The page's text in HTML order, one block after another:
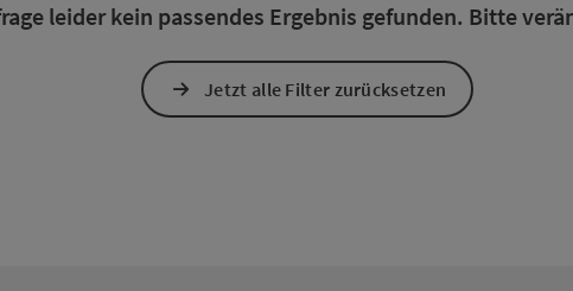
leider kein passendes Ergebnis gefunden. Bitte
Jetzt alle Filter zurücksetzen